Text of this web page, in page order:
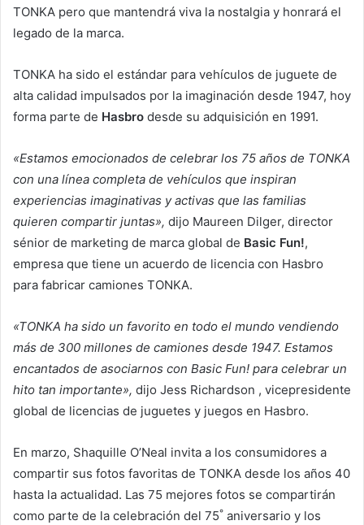
TONKA pero que mantendrá viva la nostalgia y honrará el
legado de la marca.
TONKA ha sido el estándar para vehículos de juguete de
alta calidad impulsados ​​por la imaginación desde 1947, hoy
forma parte de Hasbro desde su adquisición en 1991.
«Estamos emocionados de celebrar los 75 años de TONKA
con una línea completa de vehículos que inspiran
experiencias imaginativas y activas que las familias
quieren compartir juntas», dijo Maureen Dilger, director
sénior de marketing de marca global de Basic Fun!,
empresa que tiene un acuerdo de licencia con Hasbro
para fabricar camiones TONKA.
«TONKA ha sido un favorito en todo el mundo vendiendo
más de 300 millones de camiones desde 1947. Estamos
encantados de asociarnos con Basic Fun! para celebrar un
hito tan importante», dijo Jess Richardson , vicepresidente
global de licencias de juguetes y juegos en Hasbro.
En marzo, Shaquille O’Neal invita a los consumidores a
compartir sus fotos favoritas de TONKA desde los años 40
hasta la actualidad. Las 75 mejores fotos se compartirán
como parte de la celebración del 75° aniversario y los